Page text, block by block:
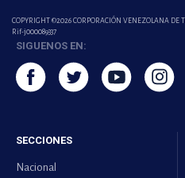
COPYRIGHT ©2026 CORPORACIÓN VENEZOLANA
Rif-j000089337
SIGUENOS EN:
SECCIONES
Nacional